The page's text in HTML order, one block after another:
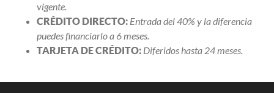
vigente.
CRÉDITO DIRECTO: Entrada del 40% y la diferencia
puedes financiarlo a 6 meses.
TARJETA DE CRÉDITO: Diferidos hasta 24 meses.